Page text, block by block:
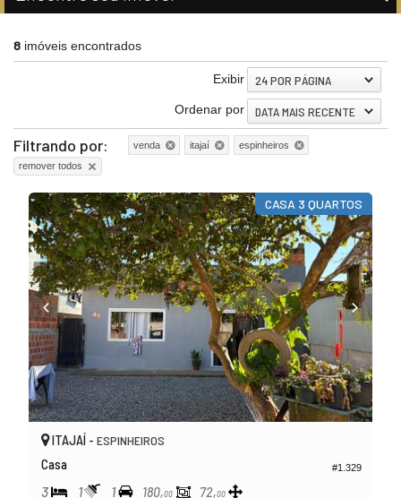
8 imóveis encontrados
Exibir 24 POR PÁGINA
Ordenar por DATA MAIS RECENTE
Filtrando por: venda itajaí
espinheiros
remover todos
CASA 3 QUARTOS
#1.329
ITAJAÍ - ESPINHEIROS
Casa
3 1 1 180,00 72,00